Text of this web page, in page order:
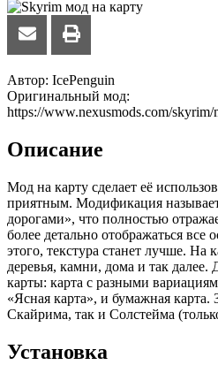
Автор: IcePenguin
Оригинальный мод:
https://www.nexusmods.com/skyrim/
Описание
Мод на карту сделает её
приятным. Модификация
дорогами», что полностью
более детально отображаться
этого, текстура станет лучше. На
деревья, камни, дома и так далее.
карты: карта с разными
«Ясная карта», и бумажная карта.
Скайрима, так и Солстейма
Установка